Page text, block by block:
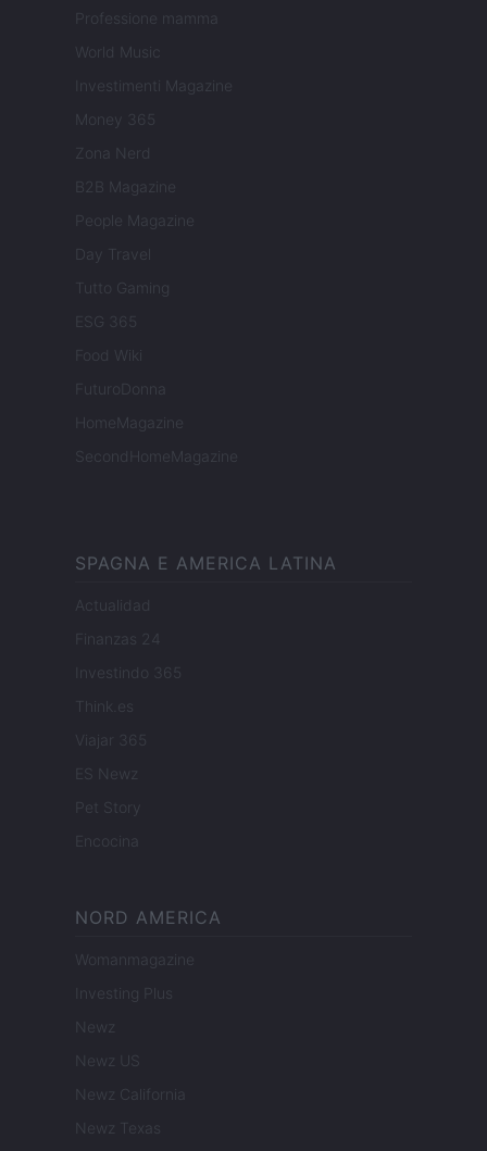
Professione mamma
World Music
Investimenti Magazine
Money 365
Zona Nerd
B2B Magazine
People Magazine
Day Travel
Tutto Gaming
ESG 365
Food Wiki
FuturoDonna
HomeMagazine
SecondHomeMagazine
SPAGNA E AMERICA LATINA
Actualidad
Finanzas 24
Investindo 365
Think.es
Viajar 365
ES Newz
Pet Story
Encocina
NORD AMERICA
Womanmagazine
Investing Plus
Newz
Newz US
Newz California
Newz Texas